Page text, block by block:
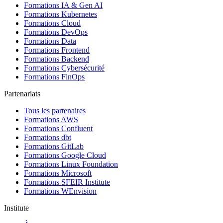
Formations IA & Gen AI
Formations Kubernetes
Formations Cloud
Formations DevOps
Formations Data
Formations Frontend
Formations Backend
Formations Cybersécurité
Formations FinOps
Partenariats
Tous les partenaires
Formations AWS
Formations Confluent
Formations dbt
Formations GitLab
Formations Google Cloud
Formations Linux Foundation
Formations Microsoft
Formations SFEIR Institute
Formations WEnvision
Institute